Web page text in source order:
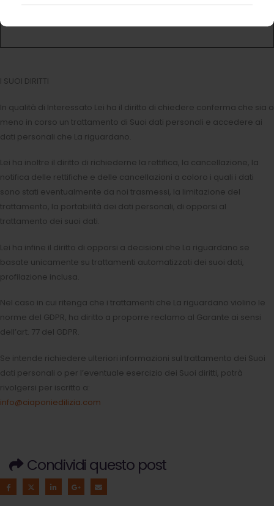
I SUOI DIRITTI
In qualità di Interessato Lei ha il diritto di chiedere conferma che sia o
meno in corso un trattamento di Suoi dati personali e accedere ai
dati personali che La riguardano.
Lei ha inoltre il diritto di richiederne la rettifica, la cancellazione, la
notifica delle rettifiche e delle cancellazioni a coloro i quali i dati
sono stati eventualmente da noi trasmessi, la limitazione del
trattamento, la portabilità dei dati personali, di opporsi al
trattamento dei suoi dati.
Lei ha infine il diritto di opporsi a decisioni che La riguardano se
basate unicamente su trattamenti automatizzati dei suoi dati,
profilazione inclusa.
Nel caso in cui ritenga che i trattamenti che La riguardano violino le
norme del GDPR, ha diritto a proporre reclamo al Garante ai sensi
dell’art. 77 del GDPR.
Se intende richiedere ulteriori informazioni sul trattamento dei Suoi
dati personali o per l’eventuale esercizio dei Suoi diritti, potrà
rivolgersi per iscritto a:
info@ciaponiedilizia.com
Condividi questo post